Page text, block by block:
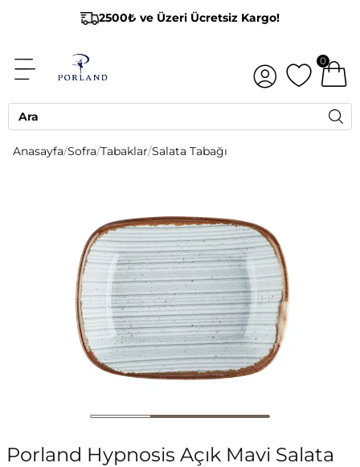
2500₺ ve Üzeri Ücretsiz Kargo!
0
Anasayfa/Sofra/Tabaklar/Salata Tabağı
Porland Hypnosis Açık Mavi Salata